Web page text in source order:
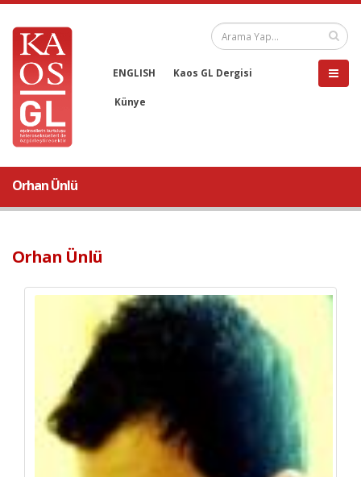
ENGLISH Kaos GL Dergisi
Künye
Orhan Ünlü
Orhan Ünlü